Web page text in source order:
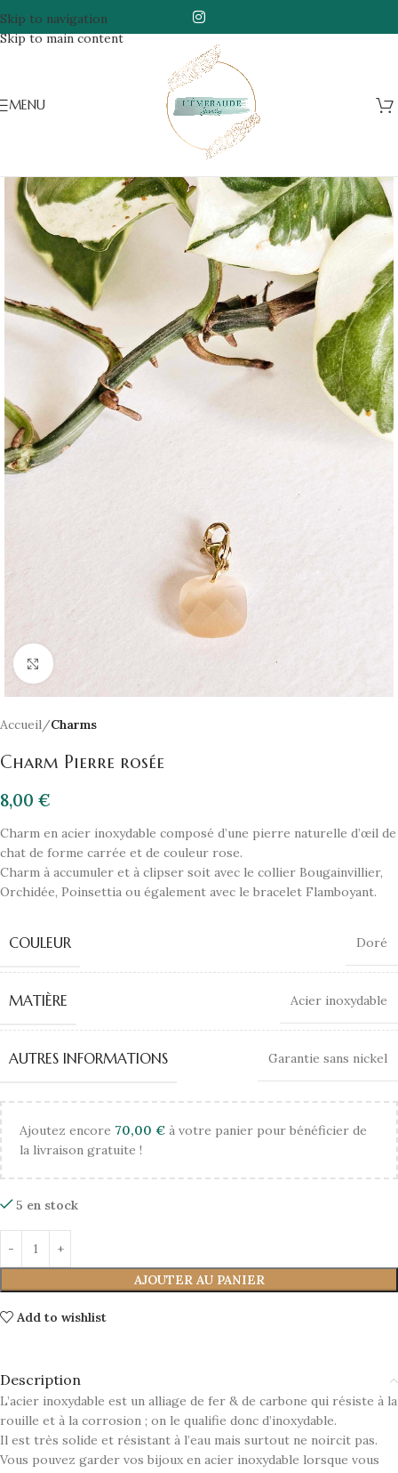
Skip to navigation
Skip to main content
MENU
Click to enlarge
Accueil Charms
Charm Pierre rosée
8,00 €
Charm en acier inoxydable composé d’une pierre naturelle d’œil de
chat de forme carrée et de couleur rose.
Charm à accumuler et à clipser soit avec le collier Bougainvillier,
Orchidée, Poinsettia ou également avec le bracelet Flamboyant.
COULEUR Doré
MATIÈRE Acier inoxydable
AUTRES INFORMATIONS Garantie sans nickel
Ajoutez encore 70,00 € à votre panier pour bénéficier de
la livraison gratuite !
5 en stock
AJOUTER AU PANIER
Add to wishlist
Description
L’acier inoxydable est un alliage de fer & de carbone qui résiste à la
rouille et à la corrosion ; on le qualifie donc d’inoxydable.
Il est très solide et résistant à l’eau mais surtout ne noircit pas.
Vous pouvez garder vos bijoux en acier inoxydable lorsque vous